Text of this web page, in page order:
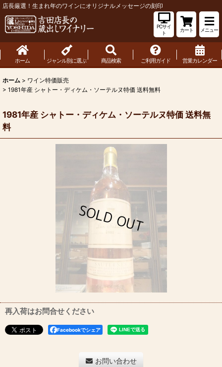
店長厳選！生まれ年のワインにオリジナルメッセージの刻印
PCサイ
ト
カート メニュー
ホーム ジャンル別に選ぶ 商品検索 ご利用ガイド 営業カレンダー
ホーム > ワイン特価販売
> 1981年産 シャトー・ディケム・ソーテルヌ特価 送料無料
1981年産 シャトー・ディケム・ソーテルヌ特価 送料無
料
再入荷はお問合せください
Facebookでシェア
お問い合わせ